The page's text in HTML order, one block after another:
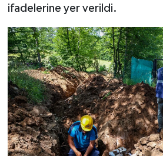
ifadelerine yer verildi.